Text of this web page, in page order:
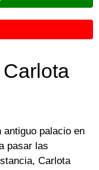
palacio en
pasar las
Carlota